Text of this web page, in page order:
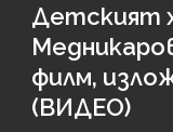
Детският
филм,
(ВИДЕО)